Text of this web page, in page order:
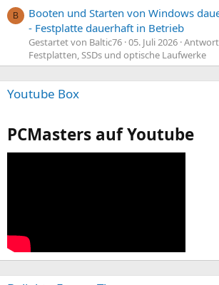
B
Booten und Starten von Windows
- Festplatte dauerhaft in Betrieb
Gestartet von Baltic76 05. Juli 2026
Festplatten, SSDs und optische Laufwerke
Youtube Box
PCMasters auf Youtube